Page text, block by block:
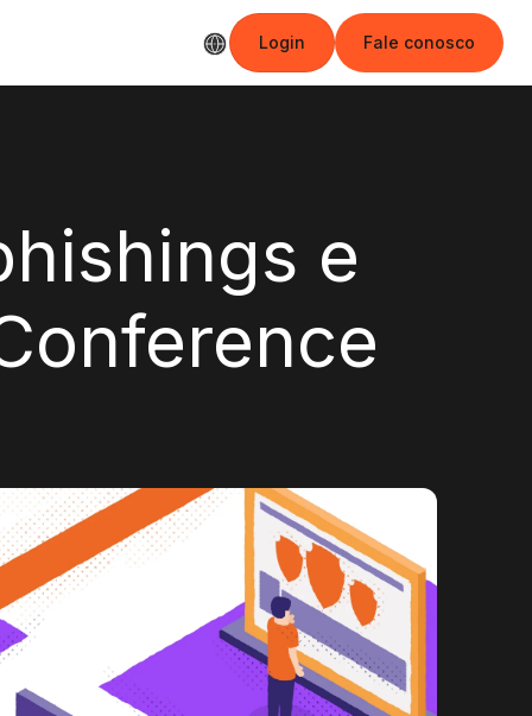
Login
Fale conosco
e